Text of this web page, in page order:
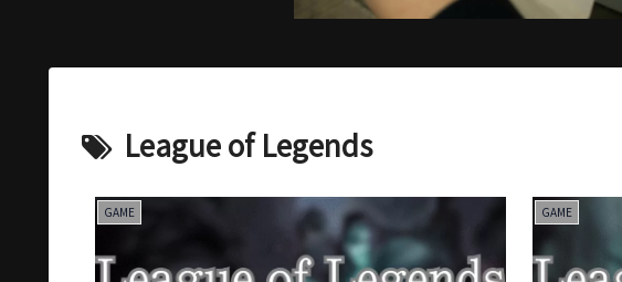
League of Legends
GAME GAME